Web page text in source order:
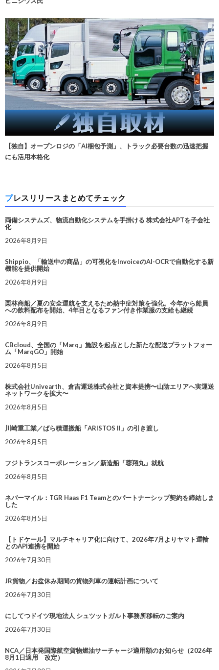
【独自】オープンロジの「AI梱包予測」、トラック必要台数の迅速把握
にも活用本格化
プレスリリースまとめてチェック
両備システムズ、物流自動化システムを手掛ける 株式会社APTを子会社
化
2026年8月9日
Shippio、「輸送中の商品」の可視化をInvoiceのAI-OCRで自動化する新
機能を提供開始
2026年8月9日
栗林商船／夏の安全運航を支えるため熱中症対策を強化。今年から船員
への飲料配布を開始、4年目となるファン付き作業服の支給も継続
2026年8月9日
CBcloud、全国の「Marq」施設を起点とした新たな配送プラットフォー
ム「MarqGO」開始
2026年8月5日
株式会社Univearth、倉吉運送株式会社と資本提携〜山陰エリアへ実運送
ネットワークを拡大〜
2026年8月5日
川崎重工業／ばら積運搬船「ARISTOS II」の引き渡し
2026年8月5日
フジトランスコーポレーション／新造船「蓉翔丸」就航
2026年8月5日
ネバーマイル：TGR Haas F1 Teamとのパートナーシップ契約を締結しま
した
2026年8月5日
【トドケール】マルチキャリア化に向けて、2026年7月よりヤマト運輸
とのAPI連携を開始
2026年7月30日
JR貨物／お盆休み期間の貨物列車の運転計画について
2026年7月30日
にしてつドイツ現地法人 シュツットガルト事務所移転のご案内
2026年7月30日
NCA／日本発国際航空貨物燃油サーチャージ適用額のお知らせ（2026年
8月1日適用 改定）